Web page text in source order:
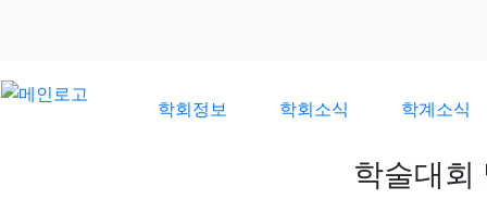
학회정보 학회소식 학계소식
학술대회